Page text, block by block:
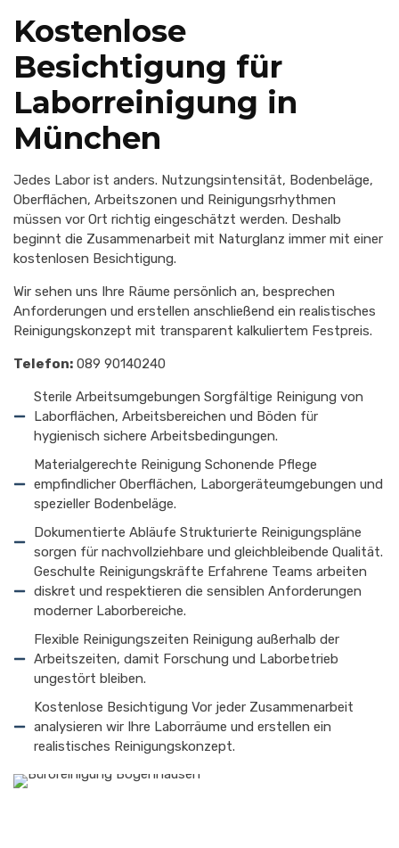
Kostenlose
Besichtigung für
Laborreinigung in
München
Jedes Labor ist anders. Nutzungsintensität, Bodenbeläge,
Oberflächen, Arbeitszonen und Reinigungsrhythmen
müssen vor Ort richtig eingeschätzt werden. Deshalb
beginnt die Zusammenarbeit mit Naturglanz immer mit einer
kostenlosen Besichtigung.
Wir sehen uns Ihre Räume persönlich an, besprechen
Anforderungen und erstellen anschließend ein realistisches
Reinigungskonzept mit transparent kalkuliertem Festpreis.
Telefon: 089 90140240
Sterile Arbeitsumgebungen Sorgfältige Reinigung von
Laborflächen, Arbeitsbereichen und Böden für
hygienisch sichere Arbeitsbedingungen.
Materialgerechte Reinigung Schonende Pflege
empfindlicher Oberflächen, Laborgeräteumgebungen und
spezieller Bodenbeläge.
Dokumentierte Abläufe Strukturierte Reinigungspläne
sorgen für nachvollziehbare und gleichbleibende Qualität.
Geschulte Reinigungskräfte Erfahrene Teams arbeiten
diskret und respektieren die sensiblen Anforderungen
moderner Laborbereiche.
Flexible Reinigungszeiten Reinigung außerhalb der
Arbeitszeiten, damit Forschung und Laborbetrieb
ungestört bleiben.
Kostenlose Besichtigung Vor jeder Zusammenarbeit
analysieren wir Ihre Laborräume und erstellen ein
realistisches Reinigungskonzept.